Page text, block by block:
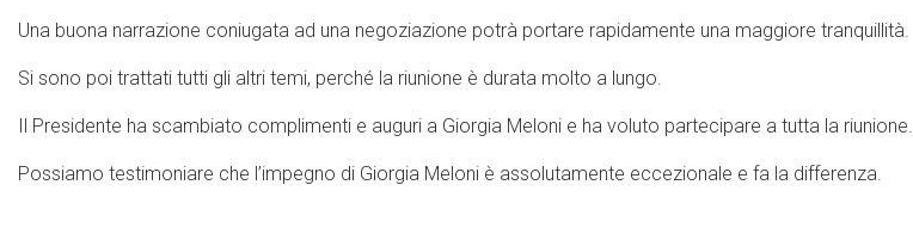
Una buona narrazione coniugata ad una negoziazione potrà portare rapidamente una maggiore tranquillità.
Si sono poi trattati tutti gli altri temi, perché la riunione è durata molto a lungo.
Il Presidente ha scambiato complimenti e auguri a Giorgia Meloni e ha voluto partecipare a tutta la riunione.
Possiamo testimoniare che l’impegno di Giorgia Meloni è assolutamente eccezionale e fa la differenza.